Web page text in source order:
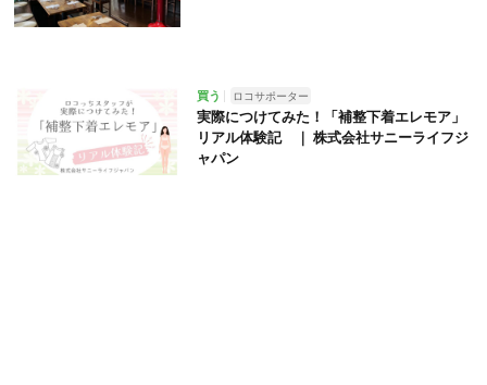
買う ロコサポーター
実際につけてみた！「補整下着エレモア」
リアル体験記 ｜ 株式会社サニーライフジ
ャパン